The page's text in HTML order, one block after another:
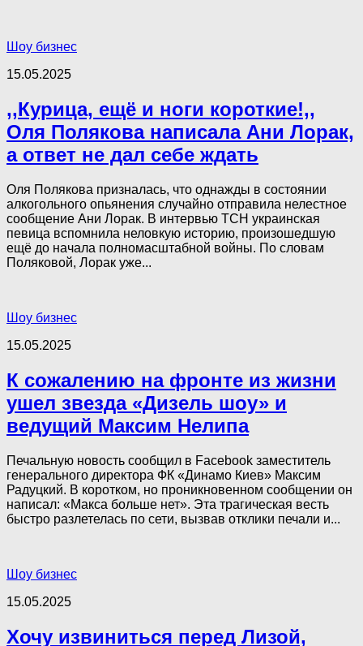
Шоу бизнес
15.05.2025
,,Курица, ещё и ноги короткие!,,
Оля Полякова написала Ани Лорак,
а ответ не дал себе ждать
Оля Полякова призналась, что однажды в состоянии
алкогольного опьянения случайно отправила нелестное
сообщение Ани Лорак. В интервью ТСН украинская
певица вспомнила неловкую историю, произошедшую
ещё до начала полномасштабной войны. По словам
Поляковой, Лорак уже...
Шоу бизнес
15.05.2025
К сожалению на фронте из жизни
ушел звезда «Дизель шоу» и
ведущий Максим Нелипа
Печальную новость сообщил в Facebook заместитель
генерального директора ФК «Динамо Киев» Максим
Радуцкий. В коротком, но проникновенном сообщении он
написал: «Макса больше нет». Эта трагическая весть
быстро разлетелась по сети, вызвав отклики печали и...
Шоу бизнес
15.05.2025
Хочу извиниться перед Лизой,